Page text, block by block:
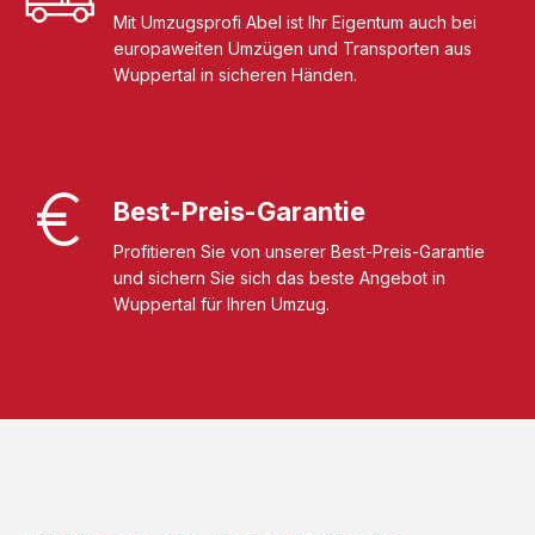
Mit Umzugsprofi Abel ist Ihr Eigentum auch bei
europaweiten Umzügen und Transporten aus
Wuppertal in sicheren Händen.
Best-Preis-Garantie
Profitieren Sie von unserer Best-Preis-Garantie
und sichern Sie sich das beste Angebot in
Wuppertal für Ihren Umzug.